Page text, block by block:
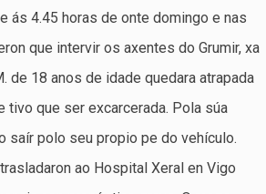
ás 4.45 horas de onte domingo e nas
que intervir os axentes do Grumir, xa
de 18 anos de idade quedara atrapada
tivo que ser excarcerada. Pola súa
saír polo seu propio pe do vehículo.
ao Hospital Xeral en Vigo